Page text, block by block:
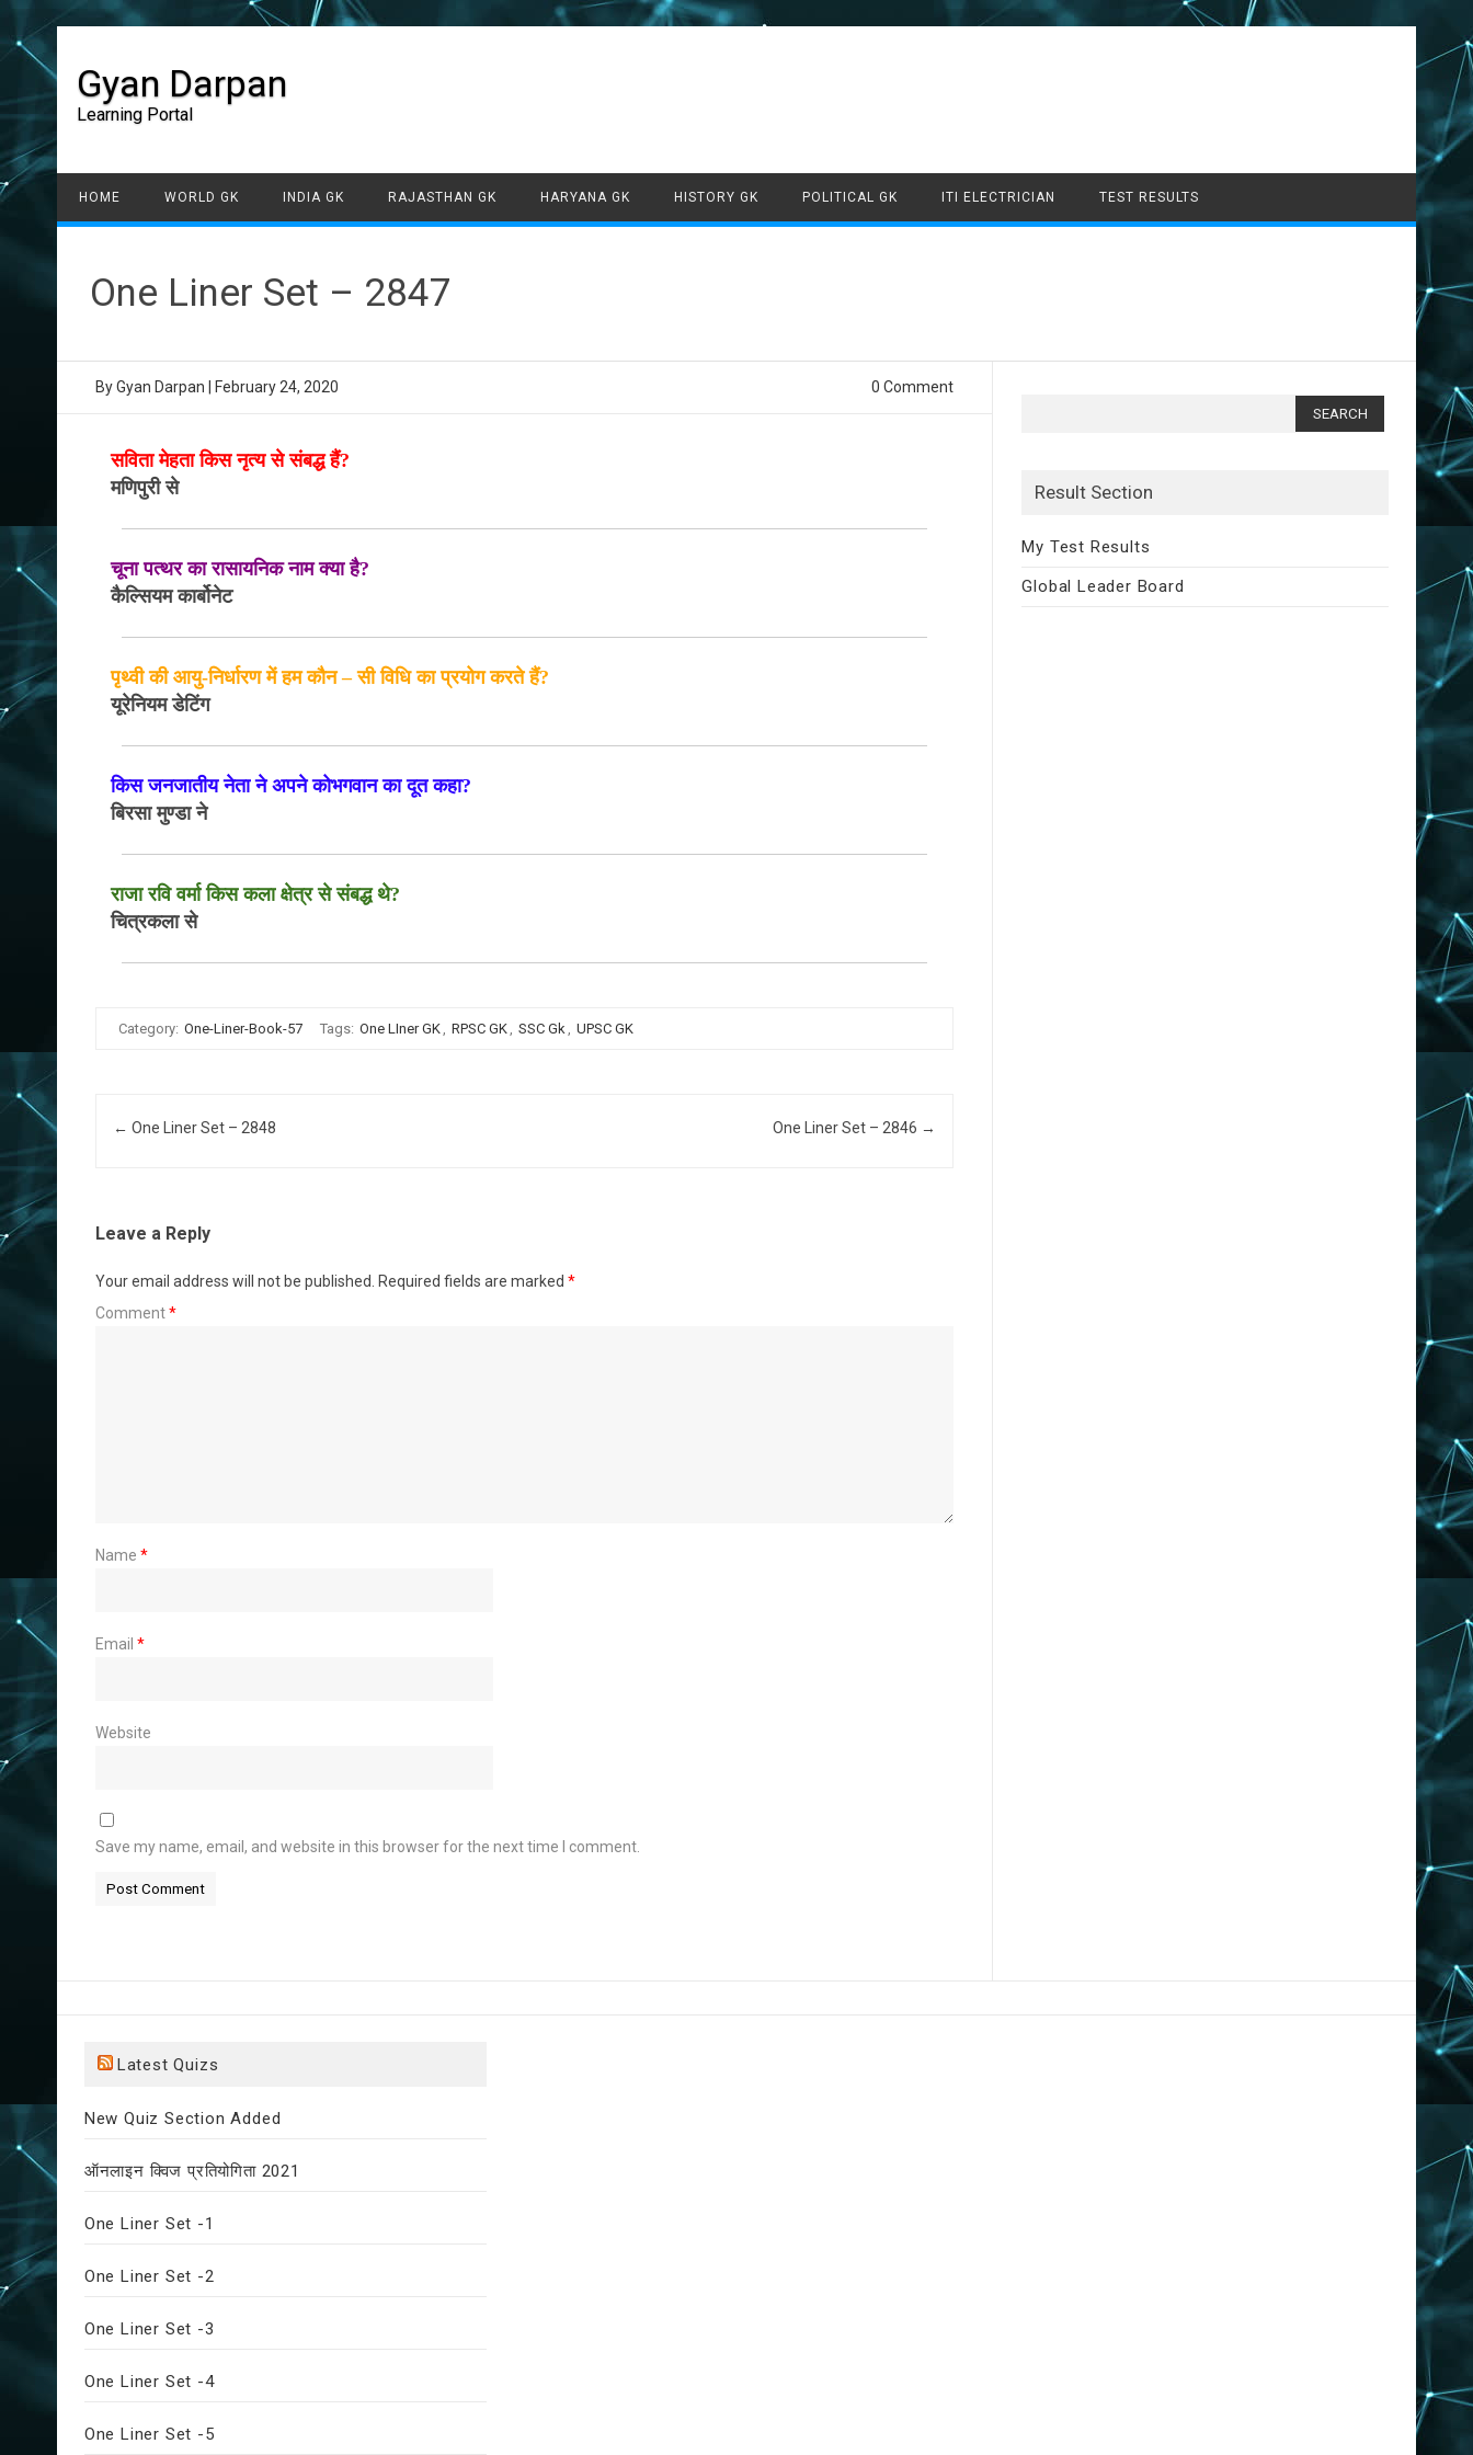
Gyan Darpan
Learning Portal
Skip to content
HOME WORLD GK INDIA GK RAJASTHAN GK HARYANA GK HISTORY GK POLITICAL GK ITI ELECTRICIAN TEST RESULTS
One Liner Set – 2847
ByGyan Darpan February 24, 2020 0 Comment
सविता मेहता किस नृत्य से संबद्ध हैं?
मणिपुरी से
चूना पत्थर का रासायनिक नाम क्या है?
कैल्सियम कार्बोनेट
पृथ्वी की आयु-निर्धारण में हम कौन – सी विधि का प्रयोग करते हैं?
यूरेनियम डेटिंग
किस जनजातीय नेता ने अपने कोभगवान का दूत कहा?
बिरसा मुण्डा ने
राजा रवि वर्मा किस कला क्षेत्र से संबद्ध थे?
चित्रकला से
Category: One-Liner-Book-57 Tags: One LIner GK, RPSC GK, SSC Gk, UPSC GK
Post navigation
← One Liner Set – 2848 One Liner Set – 2846 →
Leave a Reply
Your email address will not be published. Required fields are marked *
Comment*
Name *
Email *
Website
Save my name, email, and website in this browser for the next time I comment.
Result Section
My Test Results
Global Leader Board
Latest Quizs
New Quiz Section Added
ऑनलाइन क्विज प्रतियोगिता 2021
One Liner Set -1
One Liner Set -2
One Liner Set -3
One Liner Set -4
One Liner Set -5